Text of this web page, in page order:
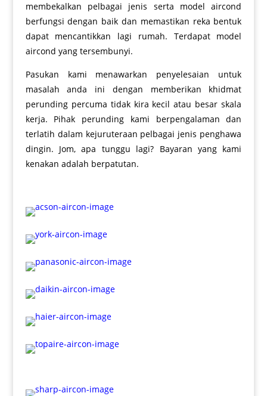
membekalkan pelbagai jenis serta model aircond
berfungsi dengan baik dan memastikan reka bentuk
dapat mencantikkan lagi rumah. Terdapat model
aircond yang tersembunyi.
Pasukan kami menawarkan penyelesaian untuk
masalah anda ini dengan memberikan khidmat
perunding percuma tidak kira kecil atau besar skala
kerja. Pihak perunding kami berpengalaman dan
terlatih dalam kejuruteraan pelbagai jenis penghawa
dingin. Jom, apa tunggu lagi? Bayaran yang kami
kenakan adalah berpatutan.